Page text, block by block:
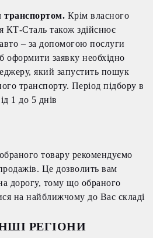
транспортом. Крім власного
КТ-Сталь також здійснює
– за допомогою послуги
оформити заявку необхідно
який запустить пошук
транспорту. Період підбору в
1 до 5 днів
товару рекомендуємо
Це дозволить вам
дорогу, тому що обраного
на найближчому до Вас складі
РЕГІОНИ